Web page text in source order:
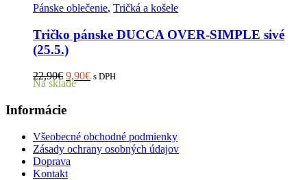
má
variantov.
Možnosti
vybrať
Pánske oblečenie, Tričká a košele
Tričko pánske DUCCA OVER-SIMPLE sivé
(25.5.)
22,90€ Pôvodná
cena
22,90€.
9,90€Aktuálna
s DPH
Na sklade
Informácie
Všeobecné obchodné podmienky
Zásady ochrany osobných údajov
Doprava
Kontakt